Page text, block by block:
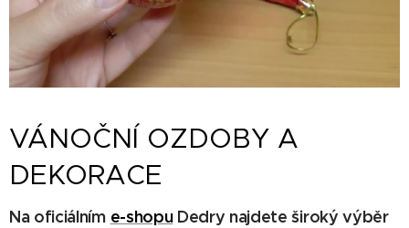
VÁNOČNÍ OZDOBY A
DEKORACE
Na oficiálním e-shopuDedry najdete široký výběr